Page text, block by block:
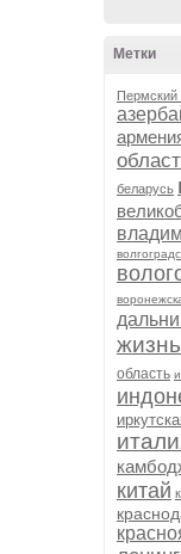
Метки
Пермский
беларусь
жизнь
область
китай